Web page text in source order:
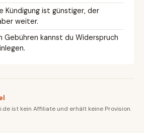
Kündigung ist günstiger, der
weiter.
Gebühren kannst du Widerspruch
ist kein Affiliate und erhält keine Provision.